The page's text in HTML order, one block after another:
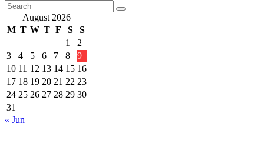
August 2026
M T W T F S
S
1
2
3
4 5 6 7 8
9
10 11 12 13 14 15 16
17 18 19 20 21 22 23
24 25 26 27 28 29 30
31
« Jun